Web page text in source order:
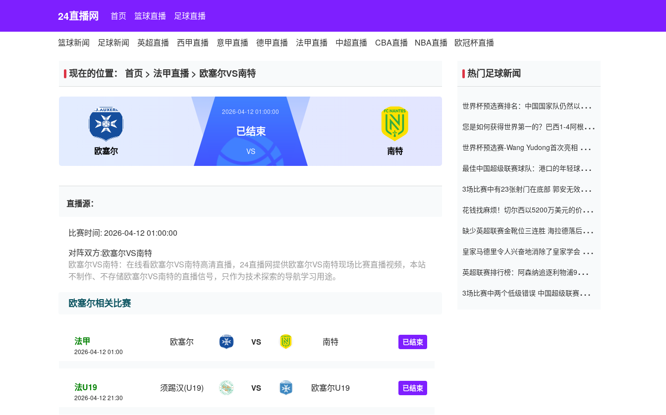
24直播网 首页 篮球直播 足球直播
篮球新闻 足球新闻 英超直播 西甲直播 意甲直播 德甲直播 法甲直播 中超直播 CBA直播 NBA直播 欧冠杯直播
现在的位置： 首页 > 法甲直播> 欧塞尔VS南特
欧塞尔 南特
2026-04-12 01:00:00
已结束
VS
直播源：
比赛时间: 2026-04-12 01:00:00
对阵双方:欧塞尔VS南特
欧塞尔VS南特：在线看欧塞尔VS南特高清直播，24直播网提供欧塞尔VS南特现场比赛直播视频，本站
不制作、不存储欧塞尔VS南特的直播信号，只作为技术探索的导航学习用途。
欧塞尔相关比赛
法甲
2026-04-12 01:00
欧塞尔 VS 南特 已结束
法U19
2026-04-12 21:30
须踢汉(U19) VS 欧塞尔U19 已结束
热门足球新闻
世界杯预选赛排名：中国国家队仍然以6分
您是如何获得世界第一的？巴西1-4阿根
世界杯预选赛-Wang Yudong首次亮相 中国
最佳中国超级联赛球队：港口的年轻球员在
（Taishan）
3场比赛中有23张射门在底部 郭安无效传球
花钱找麻烦！切尔西以5200万美元的价格
窗口
缺少英超联赛金靴位三连胜 海拉德落后6球
皇家马德里令人兴奋地消除了皇家学会 安
英超联赛排行榜：阿森纳追逐利物浦9分 曼
3场比赛中两个低级错误 中国超级联赛的前